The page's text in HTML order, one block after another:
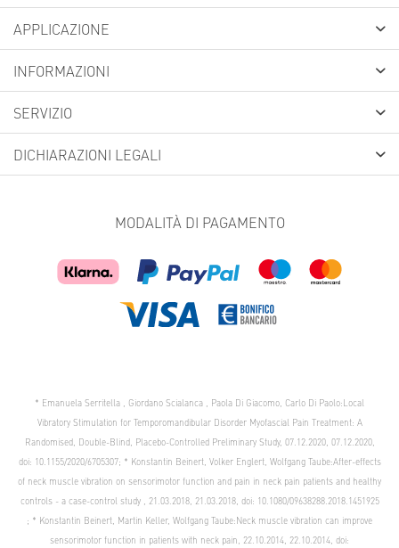
APPLICAZIONE
INFORMAZIONI
SERVIZIO
DICHIARAZIONI LEGALI
MODALITÀ DI PAGAMENTO
* Emanuela Serritella , Giordano Scialanca , Paola Di Giacomo, Carlo Di Paolo:Local
Vibratory Stimulation for Temporomandibular Disorder Myofascial Pain Treatment: A
Randomised, Double-Blind, Placebo-Controlled Preliminary Study, 07.12.2020, 07.12.2020,
doi: 10.1155/2020/6705307; * Konstantin Beinert, Volker Englert, Wolfgang Taube:After-effects
of neck muscle vibration on sensorimotor function and pain in neck pain patients and healthy
controls - a case-control study , 21.03.2018, 21.03.2018, doi: 10.1080/09638288.2018.1451925
; * Konstantin Beinert, Martin Keller, Wolfgang Taube:Neck muscle vibration can improve
sensorimotor function in patients with neck pain, 22.10.2014, 22.10.2014, doi: